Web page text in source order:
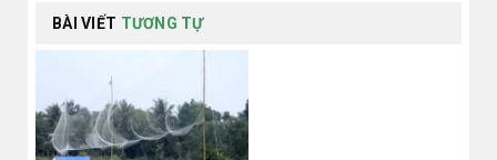
BÀI VIẾT TƯƠNG TỰ